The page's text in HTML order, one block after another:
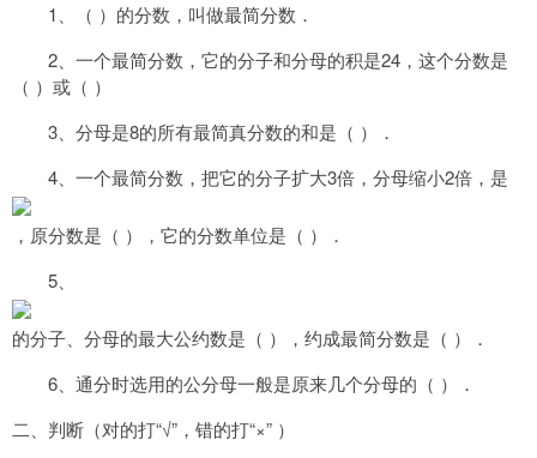
1、（ ）的分数，叫做最简分数．
2、一个最简分数，它的分子和分母的积是24，这个分数是
（ ）或（ ）
3、分母是8的所有最简真分数的和是（ ）．
4、一个最简分数，把它的分子扩大3倍，分母缩小2倍，是
，原分数是（ ），它的分数单位是（ ）．
5、
的分子、分母的最大公约数是（ ），约成最简分数是（ ）．
6、通分时选用的公分母一般是原来几个分母的（ ）．
二、判断（对的打“√”，错的打“×” ）